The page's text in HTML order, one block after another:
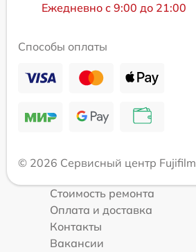
Ежедневно с 9:00 до 21:00
Способы оплаты
© 2026 Сервисный центр Fujifilm
Стоимость ремонта
Оплата и доставка
Контакты
Вакансии